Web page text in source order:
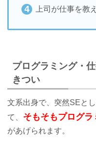
上司が仕事を教
プログラミング・
きつい
文系出身で、突然SEと
て、 そもそもプログ
があげられます。